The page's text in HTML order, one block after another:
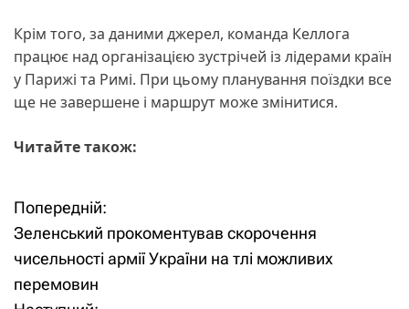
Крім того, за даними джерел, команда Келлога
працює над організацією зустрічей із лідерами країн
у Парижі та Римі. При цьому планування поїздки все
ще не завершене і маршрут може змінитися.
Читайте також:
Н
а
в
Попередній:
Зеленський прокоментував скорочення
чисельності армії України на тлі можливих
перемовин